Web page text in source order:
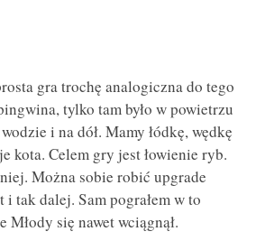
gra trochę analogiczna do tego
tylko tam było w powietrzu
i na dół. Mamy łódkę, wędkę
kota. Celem gry jest łowienie ryb.
Można sobie robić upgrade
tak dalej. Sam pograłem w to
się nawet wciągnął.